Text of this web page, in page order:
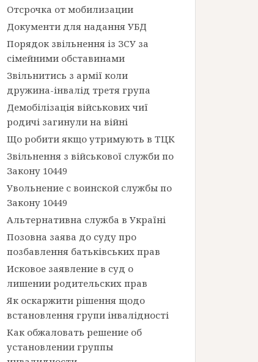
Отсрочка от мобилизации
Документи для надання УБД
Порядок звільнення із ЗСУ за
сімейними обставинами
Звільнитись з армії коли
дружина-інвалід третя група
Демобілізація військових чиї
родичі загинули на війні
Що робити якщо утримують в ТЦК
Звільнення з військової служби по
Закону 10449
Увольнение с воинской службы по
Закону 10449
Альтернативна служба в Україні
Позовна заява до суду про
позбавлення батьківських прав
Исковое заявление в суд о
лишении родительских прав
Як оскаржити рішення щодо
встановлення групи інвалідності
Как обжаловать решение об
установлении группы